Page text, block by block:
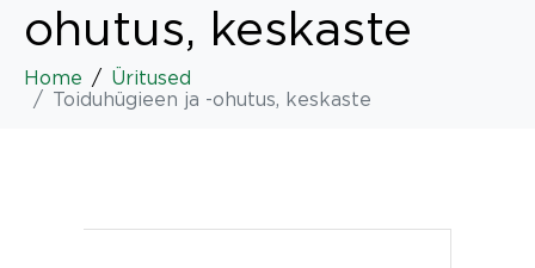
ohutus, keskaste
Home
Üritused
Toiduhügieen ja -ohutus, keskaste